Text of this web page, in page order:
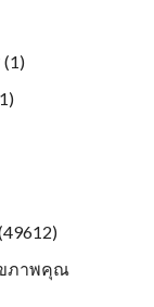
ภาพคุณ